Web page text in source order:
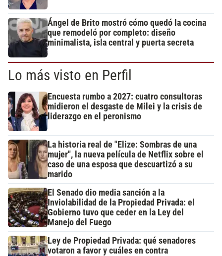
Ángel de Brito mostró cómo quedó la cocina
que remodeló por completo: diseño
minimalista, isla central y puerta secreta
Lo más visto en Perfil
Encuesta rumbo a 2027: cuatro consultoras
midieron el desgaste de Milei y la crisis de
liderazgo en el peronismo
La historia real de "Elize: Sombras de una
mujer", la nueva película de Netflix sobre el
caso de una esposa que descuartizó a su
marido
El Senado dio media sanción a la
Inviolabilidad de la Propiedad Privada: el
Gobierno tuvo que ceder en la Ley del
Manejo del Fuego
Ley de Propiedad Privada: qué senadores
votaron a favor y cuáles en contra